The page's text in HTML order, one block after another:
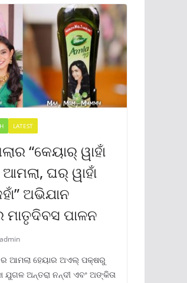
LATEST
“କେୟାର୍ ୱାହାଁ
ଆମଲା, ଘର୍ ୱାହାଁ
ଅଭିଯାନ
ମାତୃଦିବସ ପାଳନ
admin
ଆମଲା ହେୟାର ଅଏଲ୍ ପକ୍ଷରୁ
ଅନ୍ତରା ନନ୍ଦୀ ଏବଂ ଅଙ୍କିତା